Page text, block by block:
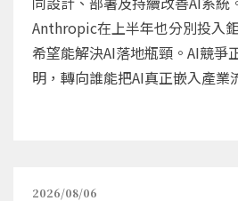
Anthropic在上半年也分別投入
希望能解決AI落地瓶頸。AI競爭
明，轉向誰能把AI真正嵌入產業
2026/08/06